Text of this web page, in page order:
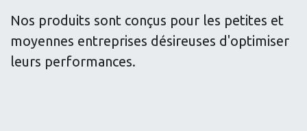
Nos produits sont conçus pour les petites et
moyennes entreprises désireuses d'optimiser
leurs performances.